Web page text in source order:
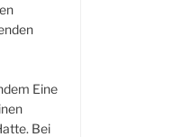
Eine
Bei